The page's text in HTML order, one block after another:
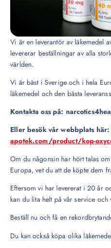
Vi är en leverantör av läkemedel
levererar beställningar av alla
världen.
Vi är bäst i Sverige och i hela
läkemedel och den bästa
Kontakta oss på:
Eller besök vår webbplats
apotek.com/product/kop-
Om du någonsin har hört talas
Europa, vet du att de köpte dem
Eftersom vi har levererat i 20 år
kan du lita helt på vår service och
Beställ nu och få en
Du kan också köpa olika